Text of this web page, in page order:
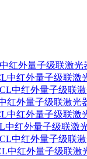
红外量子级联激光
中红外量子级联激
中红外量子级联
红外量子级联激光
中红外量子级联激
中红外量子级联激
中红外量子级联
中红外量子级联激